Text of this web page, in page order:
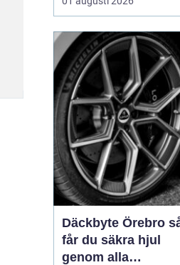
slits med tiden. När
drivlina börjar ge sig
avgör valet av delar hur
bilen kommer att fu...
Däckbyte Örebro så
får du säkra hjul
genom alla